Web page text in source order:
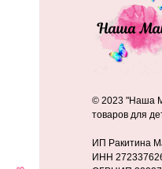
© 2023 "Наша
товаров для
ИП Ракитина
ИНН